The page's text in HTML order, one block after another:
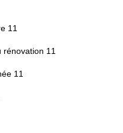
11
11
11